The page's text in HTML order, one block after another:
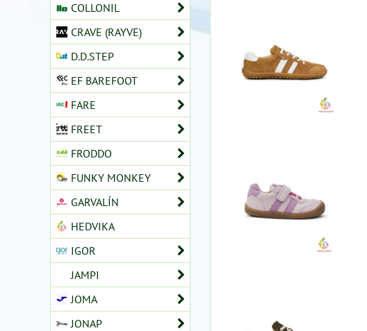
COLLONIL
CRAVE (RAYVE)
D.D.STEP
EF BAREFOOT
FARE
FREET
FRODDO
FUNKY MONKEY
GARVALÍN
HEDVIKA
IGOR
JAMPI
JOMA
JONAP